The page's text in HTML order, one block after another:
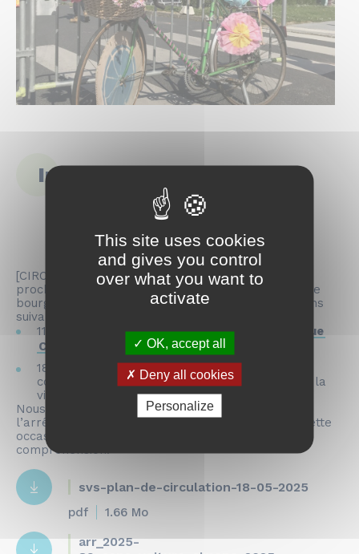
Information Circulation
[CIRCULATION PERTURBEES] Les 11 et 18 mai
prochains la circulation et le stationnement dans le
bourg seront perturbés en raison de manifestations
suivantes :
11 mai > Vide grenier organisé par la
Dynamique
Commerciale & Artisanale Condé-sur-Vire
18 mai >
Sans voiture Simone !une journée
consacrée aux mobilités douces organisée par la
ville de Condé-sur-Vire
Nous vous invitons à prendre connaissance de
l’arrêté et du plan de circulation mis en place à cette
occasion (18 mai) et vous remercions de votre
compréhension.
svs-plan-de-circulation-18-05-2025
pdf 1.66 Mo
arr_2025-
This site uses cookies
and gives you control
over what you want to
activate
OK, accept all
Deny all cookies
Personalize